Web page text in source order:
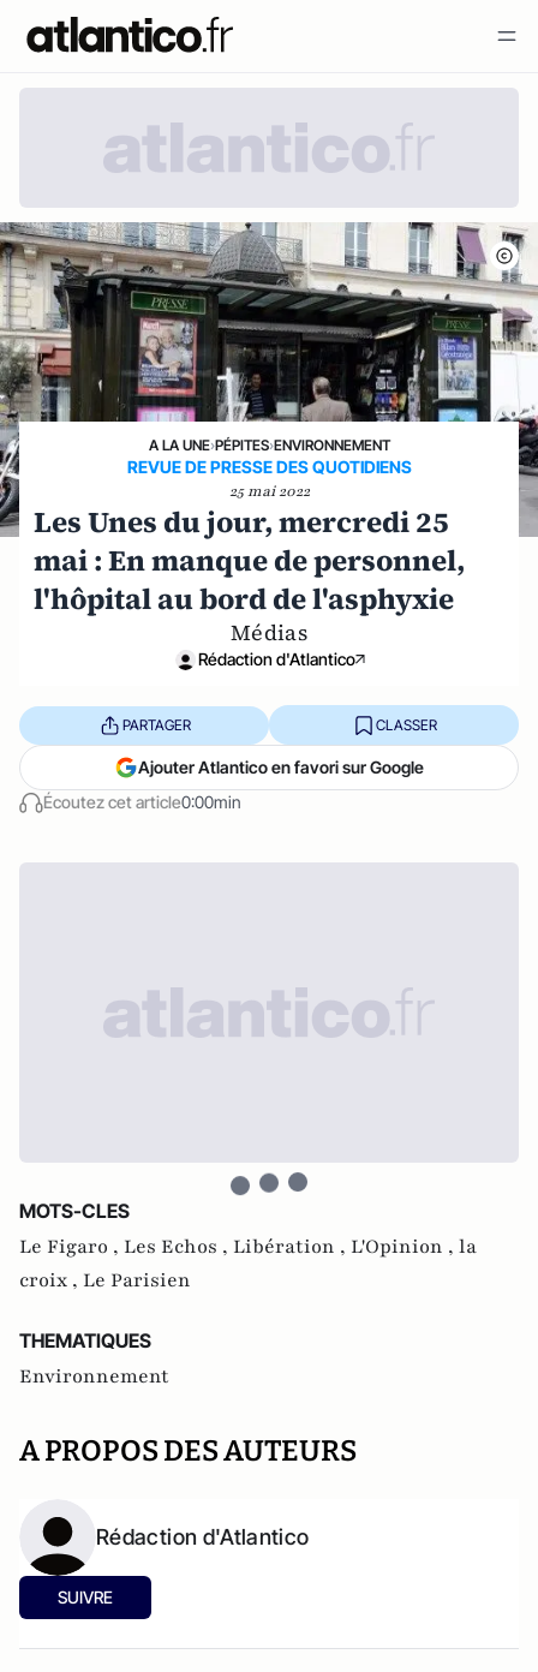
A LA UNE›PÉPITES›ENVIRONNEMENT
REVUE DE PRESSE DES QUOTIDIENS
25 mai 2022
Les Unes du jour, mercredi 25
mai : En manque de personnel,
l'hôpital au bord de l'asphyxie
Médias
Rédaction d'Atlantico
Écoutez cet article0:00min
PARTAGER CLASSER
Ajouter Atlantico en favori sur Google
MOTS-CLES
Le Figaro , Les Echos , Libération , L'Opinion , la
croix , Le Parisien
THEMATIQUES
Environnement
A PROPOS DES AUTEURS
Rédaction d'Atlantico
SUIVRE